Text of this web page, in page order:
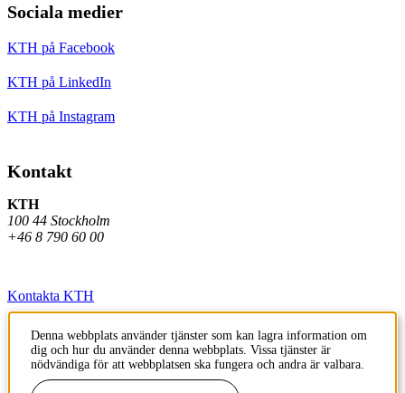
Sociala medier
KTH på Facebook
KTH på LinkedIn
KTH på Instagram
Kontakt
KTH
100 44 Stockholm
+46 8 790 60 00
Kontakta KTH
Jobba på KTH
Press och media
Denna webbplats använder tjänster som kan lagra information om
dig och hur du använder denna webbplats. Vissa tjänster är
nödvändiga för att webbplatsen ska fungera och andra är valbara.